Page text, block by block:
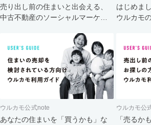
売り出し前の住まいと出会える、
中古不動産のソーシャルマーケッ
はじめま
ウルカモ
ウルカモ公式note
あなたの住まいを「買うかも」な
ウルカモ公
「売るか